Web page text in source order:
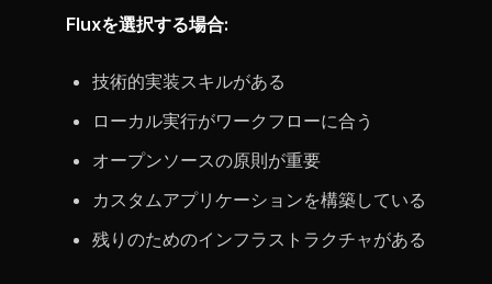
Fluxを選択する場合:
技術的実装スキルがある
ローカル実行がワークフローに合う
オープンソースの原則が重要
カスタムアプリケーションを構築している
残りのためのインフラストラクチャがある